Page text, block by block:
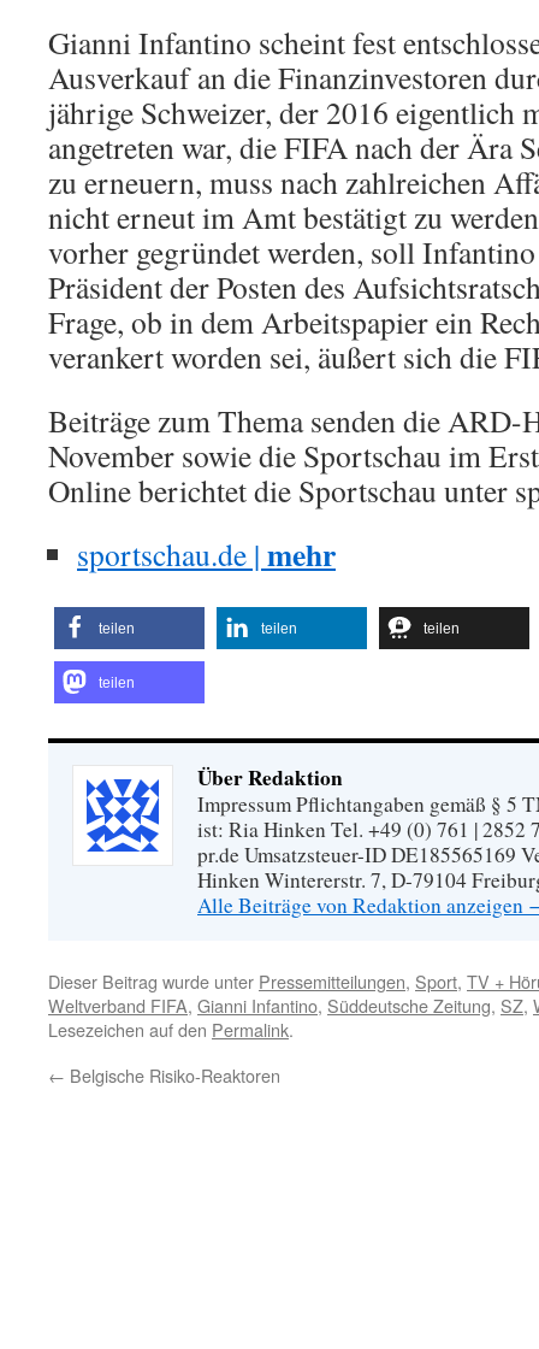
Gianni Infantino scheint fest
Ausverkauf an die Finanzinvestoren
jährige Schweizer, der 2016 eigentlich
angetreten war, die FIFA nach der Ära
zu erneuern, muss nach zahlreichen
nicht erneut im Amt bestätigt zu
vorher gegründet werden, soll
Präsident der Posten des
Frage, ob in dem Arbeitspapier ein
verankert worden sei, äußert sich die
Beiträge zum Thema senden die
November sowie die Sportschau im
Online berichtet die Sportschau unter
sportschau.de | mehr
teilen teilen teilen
teilen
Über Redaktion
Impressum Pflichtangaben gemäß § 5
ist: Ria Hinken Tel. +49 (0) 761 | 2852
pr.de Umsatzsteuer-ID DE185565169
Hinken Wintererstr. 7, D-79104
Alle Beiträge von Redaktion anzeigen
Dieser Beitrag wurde unter Pressemitteilungen, Sport, TV +
Weltverband FIFA, Gianni Infantino, Süddeutsche Zeitung, SZ,
Lesezeichen auf den Permalink.
← Belgische Risiko-Reaktoren